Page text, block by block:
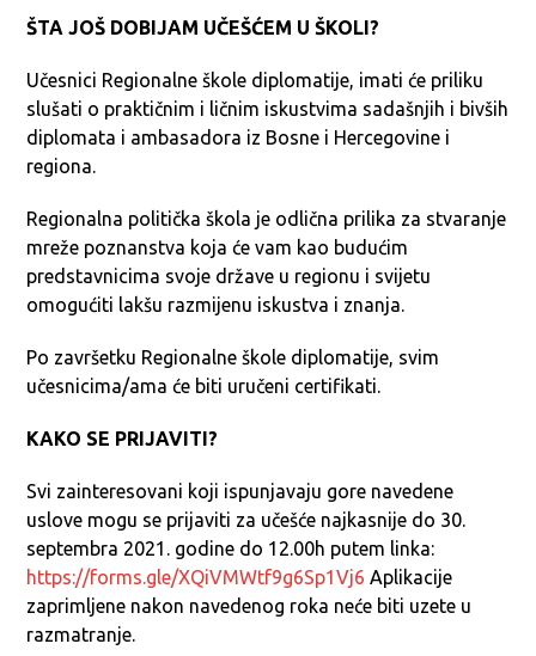
ŠTA JOŠ DOBIJAM UČEŠĆEM U ŠKOLI?
Učesnici Regionalne škole diplomatije, imati će priliku
slušati o praktičnim i ličnim iskustvima sadašnjih i bivših
diplomata i ambasadora iz Bosne i Hercegovine i
regiona.
Regionalna politička škola je odlična prilika za stvaranje
mreže poznanstva koja će vam kao budućim
predstavnicima svoje države u regionu i svijetu
omogućiti lakšu razmijenu iskustva i znanja.
Po završetku Regionalne škole diplomatije, svim
učesnicima/ama će biti uručeni certifikati.
KAKO SE PRIJAVITI?
Svi zainteresovani koji ispunjavaju gore navedene
uslove mogu se prijaviti za učešće najkasnije do 30.
septembra 2021. godine do 12.00h putem linka:
https://forms.gle/XQiVMWtf9g6Sp1Vj6 Aplikacije
zaprimljene nakon navedenog roka neće biti uzete u
razmatranje.